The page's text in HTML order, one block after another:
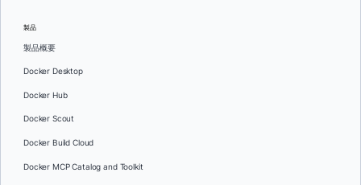
製品
製品概要
Docker Desktop
Docker Hub
Docker Scout
Docker Build Cloud
Docker MCP Catalog and Toolkit